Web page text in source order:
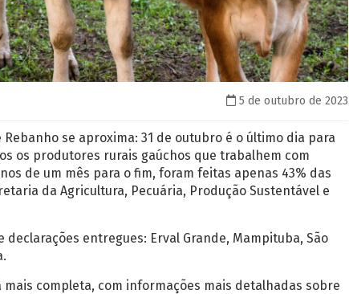
5 de outubro de 2023
se aproxima: 31 de outubro é o último dia para
os produtores rurais gaúchos que trabalhem com
de um mês para o fim, foram feitas apenas 43% das
da Agricultura, Pecuária, Produção Sustentável e
entregues: Erval Grande, Mampituba, São
mais completa, com informações mais detalhadas sobre